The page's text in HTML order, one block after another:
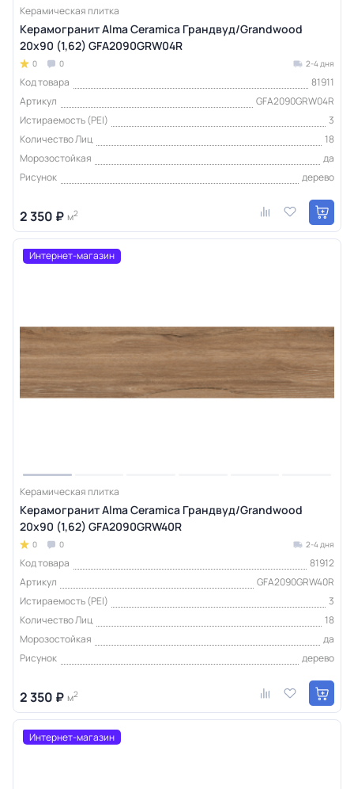
Керамическая плитка
Керамогранит Alma Ceramica Грандвуд/Grandwood
20х90 (1,62) GFA2090GRW04R
0 0 2-4 дня
Код товара
81911
Артикул
GFA2090GRW04R
Истираемость (PEI)
3
Количество Лиц
18
Морозостойкая
да
Рисунок
дерево
2 350 ₽ м2
Интернет-магазин
Керамическая плитка
Керамогранит Alma Ceramica Грандвуд/Grandwood
20х90 (1,62) GFA2090GRW40R
0 0 2-4 дня
Код товара
81912
Артикул
GFA2090GRW40R
Истираемость (PEI)
3
Количество Лиц
18
Морозостойкая
да
Рисунок
дерево
2 350 ₽ м2
Интернет-магазин